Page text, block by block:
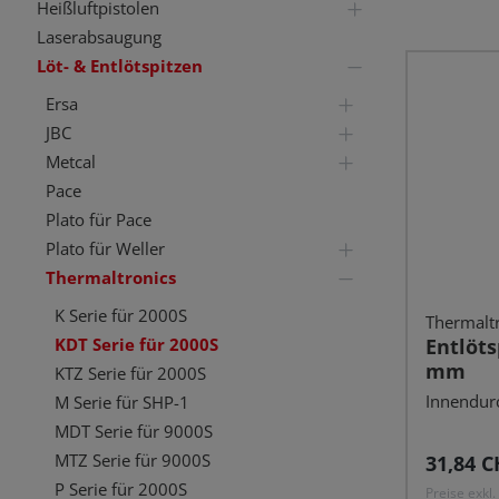
Heißluftpistolen
Laserabsaugung
Löt- & Entlötspitzen
Ersa
JBC
Metcal
Pace
Plato für Pace
Plato für Weller
Thermaltronics
K Serie für 2000S
KDT Serie für 2000S
KTZ Serie für 2000S
M Serie für SHP-1
MDT Serie für 9000S
MTZ Serie für 9000S
P Serie für 2000S
mm
31,84
Preise